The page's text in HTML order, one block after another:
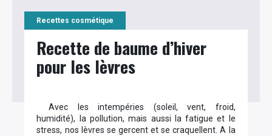
Recettes cosmétique
Recette de baume d’hiver
pour les lèvres
Avec les intempéries (soleil, vent, froid,
humidité), la pollution, mais aussi la fatigue et le
stress, nos lèvres se gercent et se craquellent. A la